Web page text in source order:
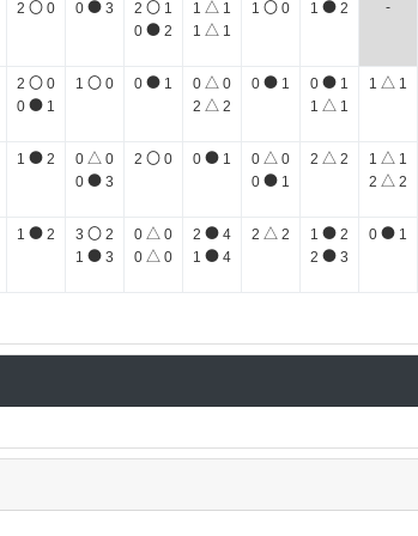
2 〇 0 0 ● 3 2 〇 1
0 ● 2
1 △ 1
1 △ 1
1 〇 0 1 ● 2 -
2 〇 0
0 ● 1
1 〇 0 0 ● 1 0 △ 0
2 △ 2
0 ● 1 0 ● 1
1 △ 1
1 △ 1
1 ● 2 0 △ 0
0 ● 3
2 〇 0 0 ● 1 0 △ 0
0 ● 1
2 △ 2 1 △ 1
2 △ 2
1 ● 2 3 〇 2
1 ● 3
0 △ 0
0 △ 0
2 ● 4
1 ● 4
2 △ 2 1 ● 2
2 ● 3
0 ● 1